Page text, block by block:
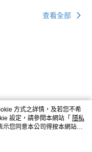
查看全部
方式之詳情，及若您不希
設定，請參閱本網站「 隱私
示您同意本公司得按本網站使